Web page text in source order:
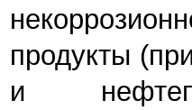
продукты
и